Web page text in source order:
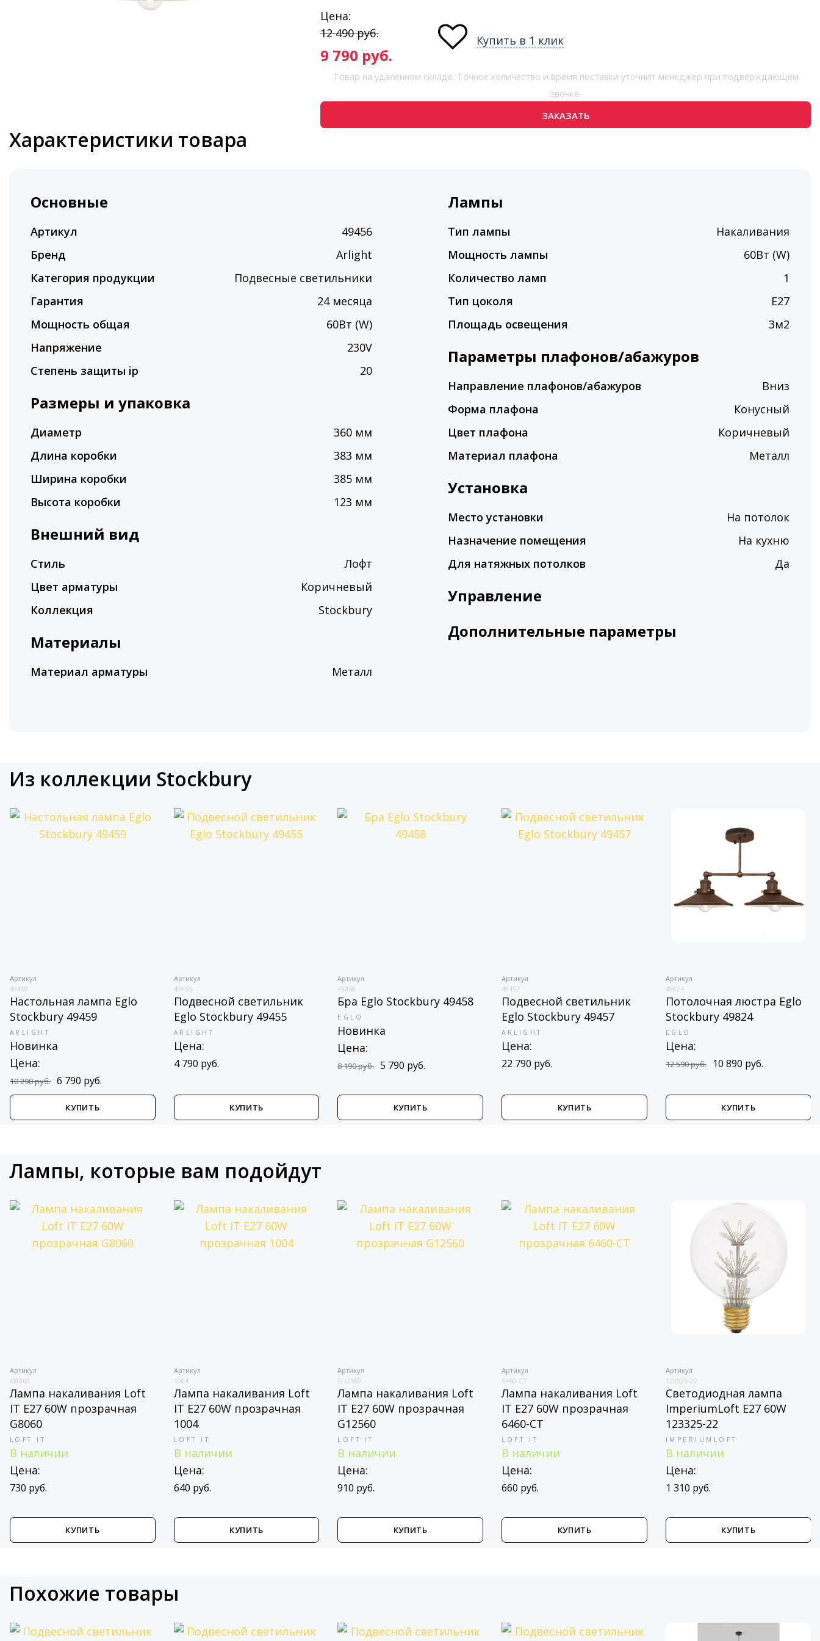
Цена:
12 490руб.
9 790 руб.
Купить в 1 клик
Товар на удаленном складе. Точное количество и время поставки уточнит менеджер при подверждающем
звонке.
ЗАКАЗАТЬ
Характеристики товара
Основные
Артикул
49456
Бренд
Arlight
Категория продукции
Подвесные светильники
Гарантия
24 месяца
Мощность общая
60Вт (W)
Напряжение
230V
Степень защиты ip
20
Размеры и упаковка
Диаметр
360 мм
Длина коробки
383 мм
Ширина коробки
385 мм
Высота коробки
123 мм
Внешний вид
Стиль
Лофт
Цвет арматуры
Коричневый
Коллекция
Stockbury
Материалы
Материал арматуры Металл
Лампы
Тип лампы
Накаливания
Мощность лампы
60Вт (W)
Количество ламп
1
Тип цоколя
E27
Площадь освещения
3м2
Параметры плафонов/абажуров
Направление плафонов/абажуров
Вниз
Форма плафона
Конусный
Цвет плафона
Коричневый
Материал плафона
Металл
Установка
Место установки
На потолок
Назначение помещения
На кухню
Для натяжных потолков
Да
Управление
Дополнительные параметры
Из коллекции Stockbury
Артикул
49459
Настольная лампа Eglo
Stockbury 49459
ARLIGHT
Новинка
Цена:
10 290 руб. 6 790 руб.
КУПИТЬ
Артикул
49455
Подвесной светильник
Eglo Stockbury 49455
ARLIGHT
Цена:
4 790 руб.
КУПИТЬ
Артикул
49458
Бра Eglo Stockbury 49458
EGLO
Новинка
Цена:
8 190 руб. 5 790 руб.
КУПИТЬ
Артикул
49457
Подвесной светильник
Eglo Stockbury 49457
ARLIGHT
Цена:
22 790 руб.
КУПИТЬ
Артикул
49824
Потолочная люстра Eglo
Stockbury 49824
EGLO
Цена:
12 590 руб. 10 890 руб.
КУПИТЬ
Лампы, которые вам подойдут
Артикул
G8060
Лампа накаливания Loft
IT E27 60W прозрачная
G8060
LOFT IT
В наличии
Цена:
730 руб.
КУПИТЬ
Артикул
1004
Лампа накаливания Loft
IT E27 60W прозрачная
1004
LOFT IT
В наличии
Цена:
640 руб.
КУПИТЬ
Артикул
G12560
Лампа накаливания Loft
IT E27 60W прозрачная
G12560
LOFT IT
В наличии
Цена:
910 руб.
КУПИТЬ
Артикул
6460-CT
Лампа накаливания Loft
IT E27 60W прозрачная
6460-CT
LOFT IT
В наличии
Цена:
660 руб.
КУПИТЬ
Артикул
123325-22
Светодиодная лампа
ImperiumLoft E27 60W
123325-22
IMPERIUMLOFT
В наличии
Цена:
1 310 руб.
КУПИТЬ
Похожие товары